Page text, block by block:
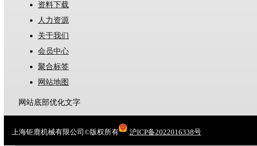
资料下载
人力资源
关于我们
会员中心
聚合标签
网站地图
网站底部优化文字
上海钜鹿机械有限公司©版权所有 沪ICP备2022016338号